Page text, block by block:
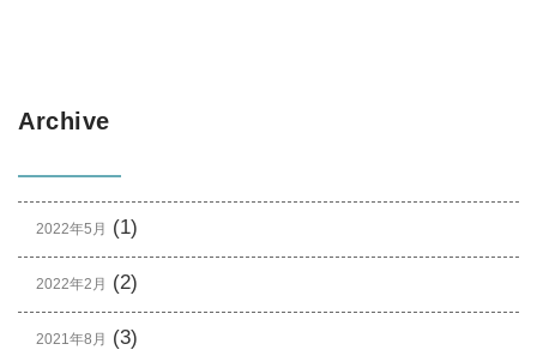
Archive
2022年5月 (1)
2022年2月 (2)
2021年8月 (3)